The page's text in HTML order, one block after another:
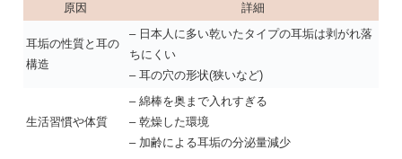
原因 詳細
耳垢の性質と耳の
構造
– 日本人に多い乾いたタイプの耳垢は剥がれ落
ちにくい
– 耳の穴の形状(狭いなど)
生活習慣や体質
– 綿棒を奥まで入れすぎる
– 乾燥した環境
– 加齢による耳垢の分泌量減少